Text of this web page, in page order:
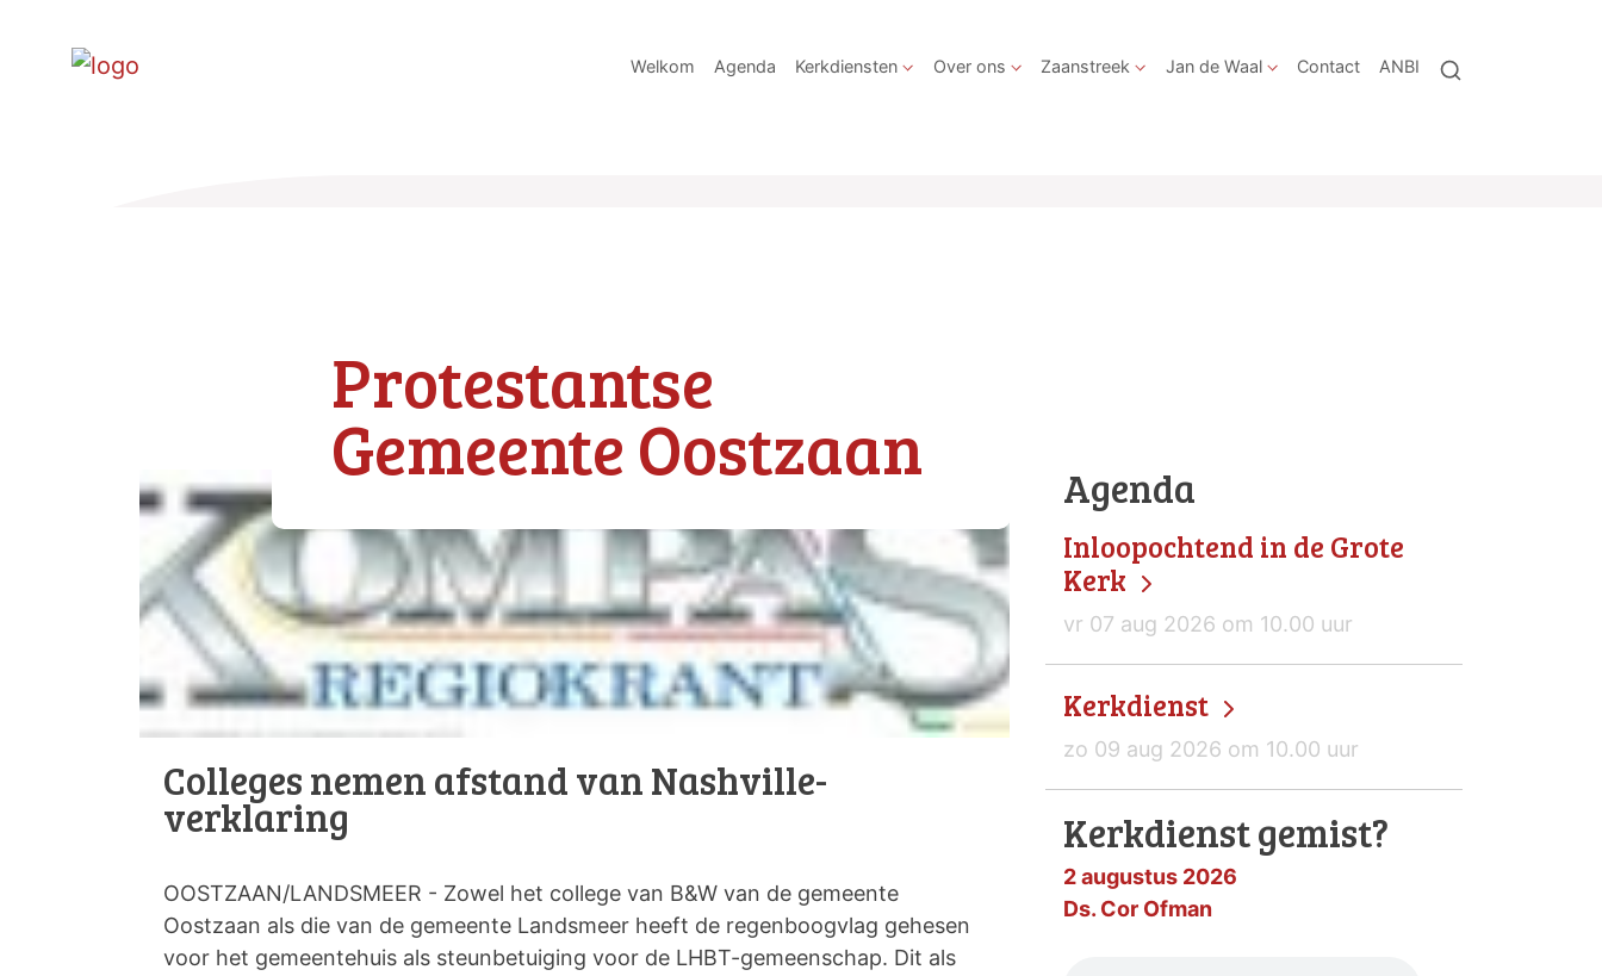
Welkom Agenda Kerkdiensten Over ons Zaanstreek Jan de Waal Contact ANBI
Protestantse
Gemeente Oostzaan
Colleges nemen afstand van Nashville-
verklaring
OOSTZAAN/LANDSMEER - Zowel het college van B&W van de gemeente
Oostzaan als die van de gemeente Landsmeer heeft de regenboogvlag gehesen
voor het gemeentehuis als steunbetuiging voor de LHBT-gemeenschap. Dit als
Agenda
Inloopochtend in de Grote
Kerk
vr 07 aug 2026 om 10.00 uur
Kerkdienst
zo 09 aug 2026 om 10.00 uur
Kerkdienst gemist?
2 augustus 2026
Ds. Cor Ofman